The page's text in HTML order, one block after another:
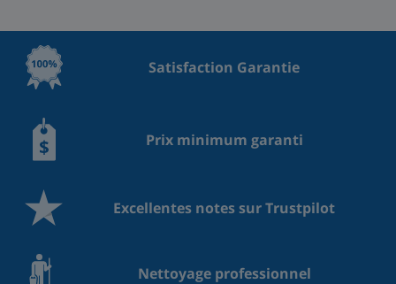
Satisfaction Garantie
Prix minimum garanti
Excellentes notes sur Trustpilot
Nettoyage professionnel